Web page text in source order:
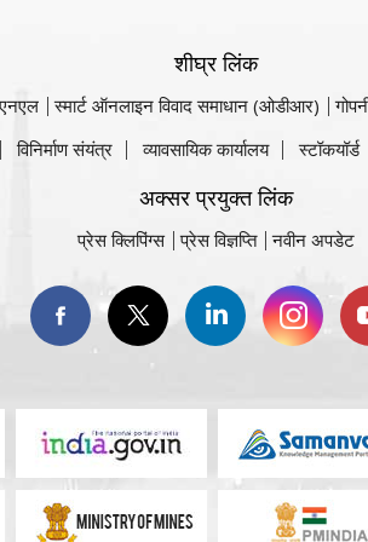
शीघ्र लिंक
स्मार्ट ऑनलाइन विवाद समाधान (ओडीआर)
विनिर्माण संयंत्र व्यावसायिक कार्यालय स्टॉकयॉर्ड
अक्सर प्रयुक्त लिंक
प्रेस क्लिपिंग्स प्रेस विज्ञप्ति नवीन अपडेट